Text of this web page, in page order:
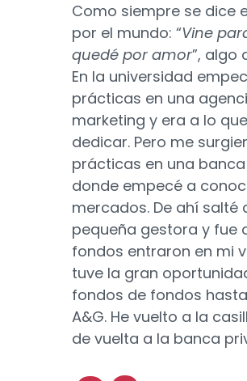
Como siempre se dice
por el mundo: “Vine
quedé por amor”, algo
En la universidad
prácticas en una
marketing y era a lo
dedicar. Pero me
prácticas en una
donde empecé a
mercados. De ahí salté
pequeña gestora y fue
fondos entraron en mi
tuve la gran
fondos de fondos
A&G. He vuelto a la
de vuelta a la banca